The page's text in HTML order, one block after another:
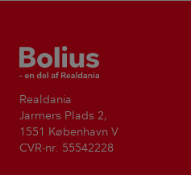
Bolius
Realdania
Jarmers Plads 2,
1551 København V
CVR-nr. 55542228